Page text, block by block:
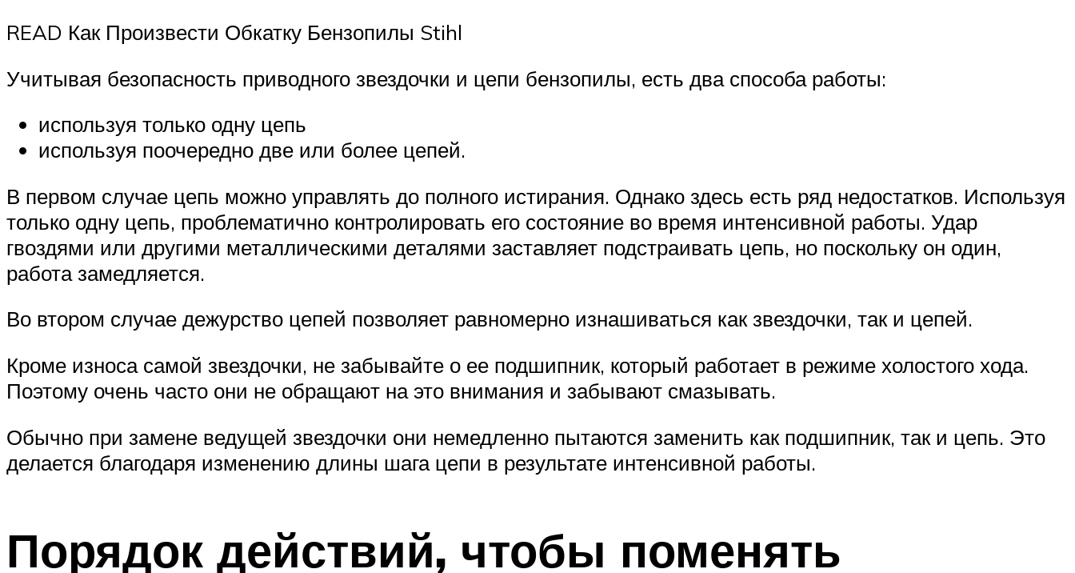
READ Как Произвести Обкатку Бензопилы Stihl
Учитывая безопасность приводного звездочки и цепи бензопилы, есть два способа работы:
используя только одну цепь
используя поочередно две или более цепей.
В первом случае цепь можно управлять до полного истирания. Однако здесь есть ряд недостатков. Используя
только одну цепь, проблематично контролировать его состояние во время интенсивной работы. Удар
гвоздями или другими металлическими деталями заставляет подстраивать цепь, но поскольку он один,
работа замедляется.
Во втором случае дежурство цепей позволяет равномерно изнашиваться как звездочки, так и цепей.
Кроме износа самой звездочки, не забывайте о ее подшипник, который работает в режиме холостого хода.
Поэтому очень часто они не обращают на это внимания и забывают смазывать.
Обычно при замене ведущей звездочки они немедленно пытаются заменить как подшипник, так и цепь. Это
делается благодаря изменению длины шага цепи в результате интенсивной работы.
Порядок действий, чтобы поменять